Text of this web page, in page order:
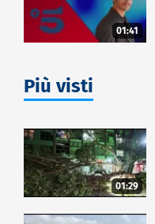
01:41
Più visti
01:29